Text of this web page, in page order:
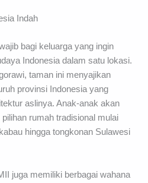
Indah
bagi keluarga yang ingin
Indonesia dalam satu lokasi.
taman ini menyajikan
provinsi Indonesia yang
aslinya. Anak-anak akan
rumah tradisional mulai
hingga tongkonan Sulawesi
juga memiliki berbagai wahana